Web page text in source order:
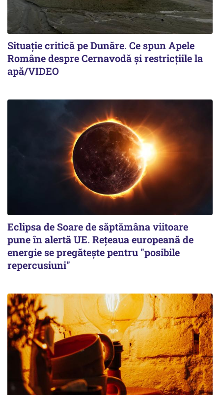
Situație critică pe Dunăre. Ce spun Apele
Române despre Cernavodă și restricțiile la
apă/VIDEO
Eclipsa de Soare de săptămâna viitoare
pune în alertă UE. Rețeaua europeană de
energie se pregătește pentru "posibile
repercusiuni"